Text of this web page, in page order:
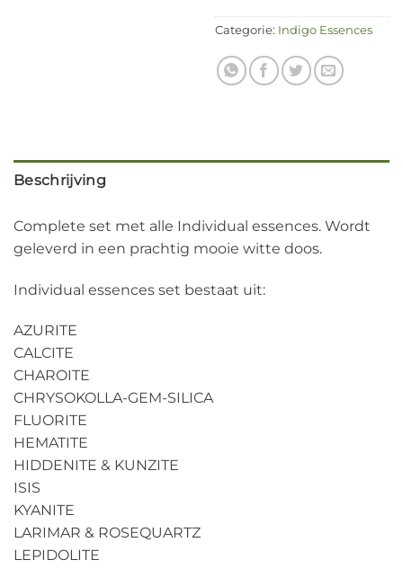
Categorie: Indigo Essences
Beschrijving
Complete set met alle Individual essences. Wordt
geleverd in een prachtig mooie witte doos.
Individual essences set bestaat uit:
AZURITE
CALCITE
CHAROITE
CHRYSOKOLLA-GEM-SILICA
FLUORITE
HEMATITE
HIDDENITE & KUNZITE
ISIS
KYANITE
LARIMAR & ROSEQUARTZ
LEPIDOLITE